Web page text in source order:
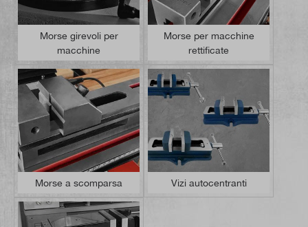
Morse girevoli per
macchine
Morse per macchine
rettificate
Morse a scomparsa Vizi autocentranti